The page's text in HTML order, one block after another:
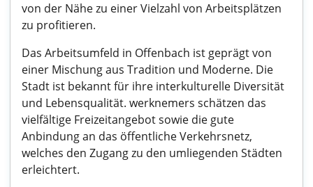
von der Nähe zu einer Vielzahl von Arbeitsplätzen
zu profitieren.
Das Arbeitsumfeld in Offenbach ist geprägt von
einer Mischung aus Tradition und Moderne. Die
Stadt ist bekannt für ihre interkulturelle Diversität
und Lebensqualität. werknemers schätzen das
vielfältige Freizeitangebot sowie die gute
Anbindung an das öffentliche Verkehrsnetz,
welches den Zugang zu den umliegenden Städten
erleichtert.